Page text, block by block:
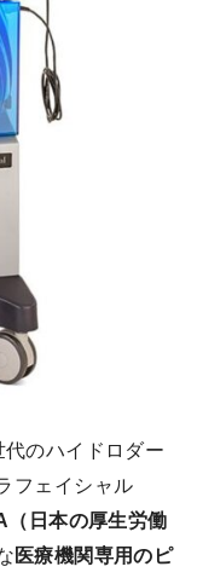
のハイドロダー
フェイシャル
（日本の厚生労働
医療機関専用のピ